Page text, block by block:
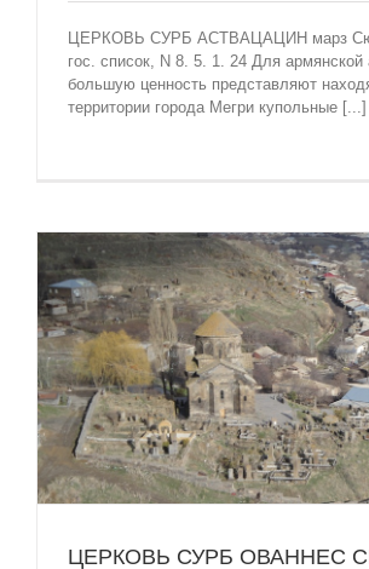
ЦЕРКОВЬ СУРБ АСТВАЦАЦИН марз
гос. список, N 8. 5. 1. 24 Для армянской
большую ценность представляют
территории города Мегри купольные [...]
ЦЕРКОВЬ СУРБ ОВАННЕС